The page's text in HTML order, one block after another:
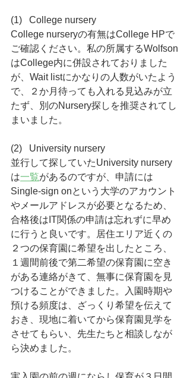
(1)   College nursery
College nurseryの有無はCollege HPで
ご確認ください。私の所属するWolfson
はCollege内に併設されておりました
が、Wait listにかなりの人数がいたよう
で、２か月待っても入れる見込みが立
たず、別のNursery探しを推奨されてし
まいました。
(2)   University nursery
並行して探していたUniversity nursery
は一覧があるのですが、申請には
Single-sign onという大学のアカウント
やメールアドレスが必要となるため、
合格後はIT関係の申請は忘れずに早め
に行うと良いです。居住エリア近くの
２つの保育園に希望を出したところ、
１週間前後で第二希望の保育園に空き
がある連絡がきて、無事に保育園を見
つけることができました。入園時期や
預ける頻度は、ざっくり希望を伝えて
おき、現地に着いてから保育園見学を
させてもらい、先生たちと相談しなが
ら決めました。